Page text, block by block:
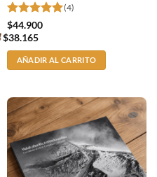
Valorado
con5de 5
(4)
$44.900
Premium
price
$38.165
AÑADIR AL CARRITO